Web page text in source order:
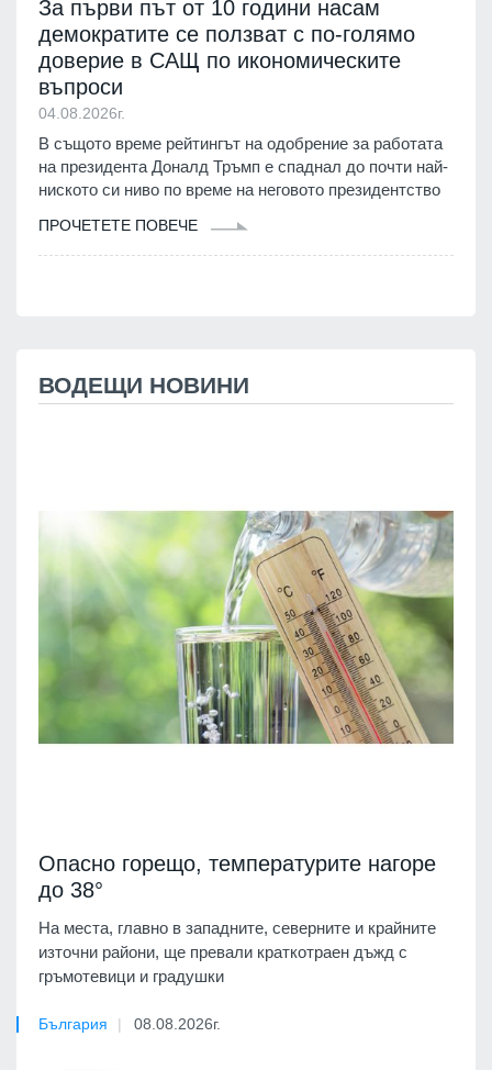
За първи път от 10 години насам
демократите се ползват с по-голямо
доверие в САЩ по икономическите
въпроси
04.08.2026г.
В същото време рейтингът на одобрение за работата
на президента Доналд Тръмп е спаднал до почти най-
ниското си ниво по време на неговото президентство
ПРОЧЕТЕТЕ ПОВЕЧЕ
ВОДЕЩИ НОВИНИ
Опасно горещо, температурите нагоре
до 38°
На места, главно в западните, северните и крайните
източни райони, ще превали краткотраен дъжд с
гръмотевици и градушки
България 08.08.2026г.